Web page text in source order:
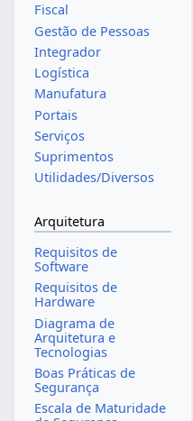
Fiscal
Gestão de Pessoas
Integrador
Logística
Manufatura
Portais
Serviços
Suprimentos
Utilidades/Diversos
Arquitetura
Requisitos de
Software
Requisitos de
Hardware
Diagrama de
Arquitetura e
Tecnologias
Boas Práticas de
Segurança
Escala de Maturidade